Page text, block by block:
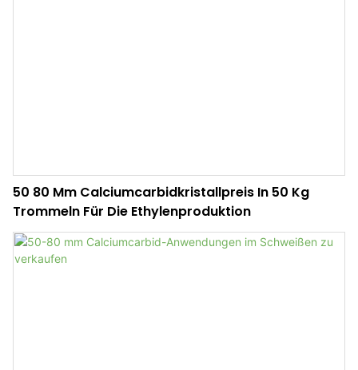
50 80 Mm Calciumcarbidkristallpreis In 50 Kg
Trommeln Für Die Ethylenproduktion